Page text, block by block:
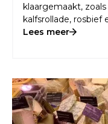
klaargemaakt,
kalfsrollade, rosbief
Lees meer